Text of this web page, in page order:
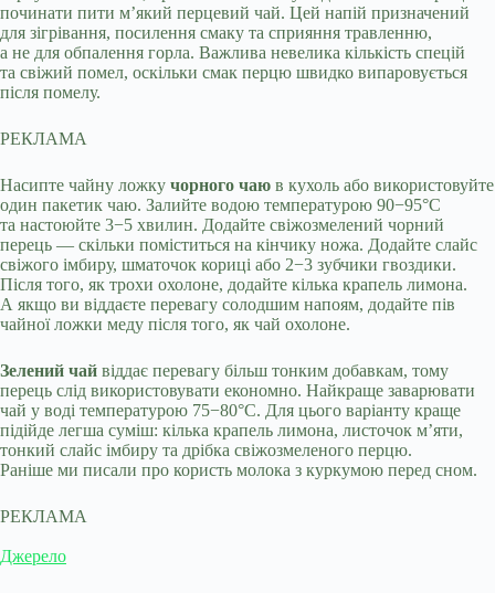
починати пити м’який перцевий чай. Цей напій призначений
для зігрівання, посилення смаку та сприяння травленню,
а не для обпалення горла. Важлива невелика кількість спецій
та свіжий помел, оскільки смак перцю швидко випаровується
після помелу.
РЕКЛАМА
Насипте чайну ложку чорного чаю в кухоль або використовуйте
один пакетик чаю. Залийте водою температурою 90−95°C
та настоюйте 3−5 хвилин. Додайте свіжозмелений чорний
перець — скільки поміститься на кінчику ножа. Додайте слайс
свіжого імбиру, шматочок кориці або 2−3 зубчики гвоздики.
Після того, як трохи охолоне, додайте кілька крапель лимона.
А якщо ви віддаєте перевагу солодшим напоям, додайте пів
чайної ложки меду після того, як чай охолоне.
Зелений чай віддає перевагу більш тонким добавкам, тому
перець слід використовувати економно. Найкраще заварювати
чай у воді температурою 75−80°C. Для цього варіанту краще
підійде легша суміш: кілька крапель лимона, листочок м’яти,
тонкий слайс імбиру та дрібка свіжозмеленого перцю.
Раніше ми писали про користь молока з куркумою перед сном.
РЕКЛАМА
Джерело